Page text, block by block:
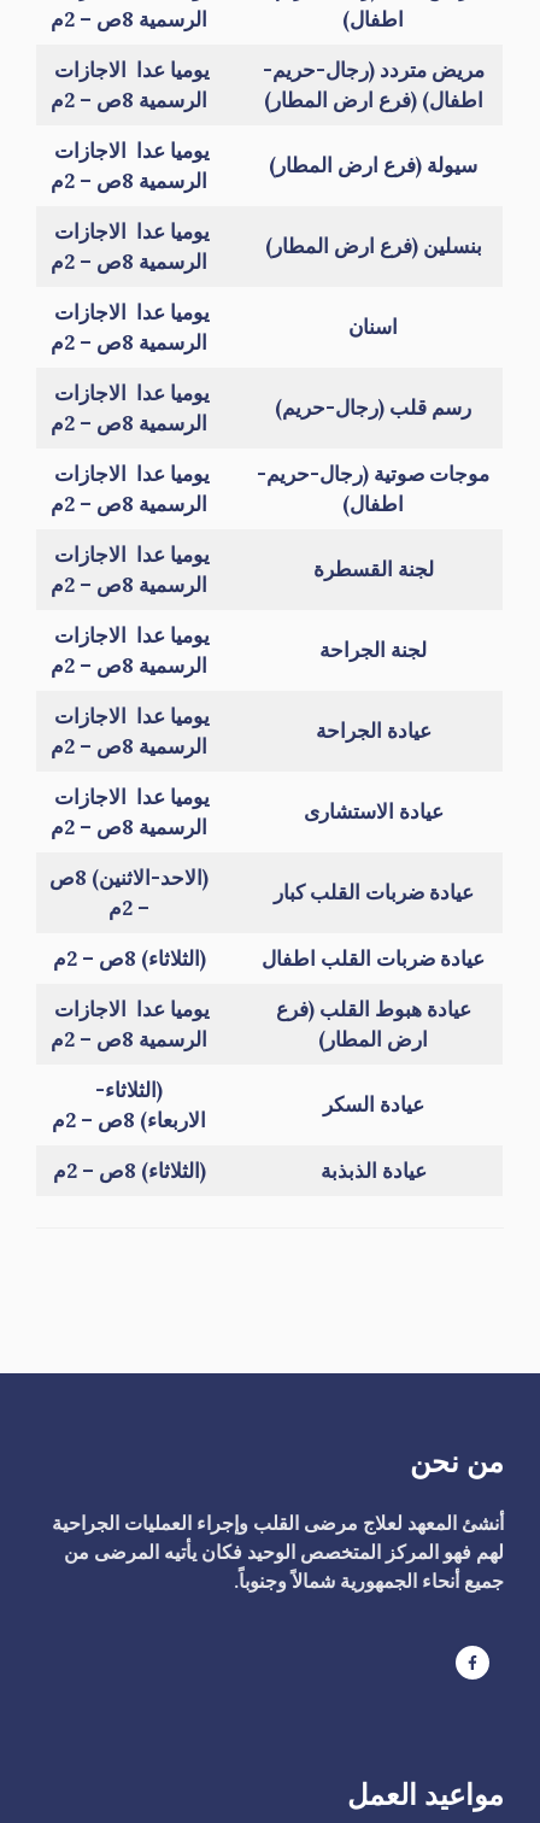
اطفال)
الرسمية 8ص – 2م
مريض متردد (رجال-حريم-
اطفال) (فرع ارض المطار)
يوميا عدا الاجازات
الرسمية 8ص – 2م
سيولة (فرع ارض المطار)
يوميا عدا الاجازات
الرسمية 8ص – 2م
بنسلين (فرع ارض المطار)
يوميا عدا الاجازات
الرسمية 8ص – 2م
اسنان
يوميا عدا الاجازات
الرسمية 8ص – 2م
رسم قلب (رجال-حريم)
يوميا عدا الاجازات
الرسمية 8ص – 2م
موجات صوتية (رجال-حريم-
اطفال)
يوميا عدا الاجازات
الرسمية 8ص – 2م
لجنة القسطرة
يوميا عدا الاجازات
الرسمية 8ص – 2م
لجنة الجراحة
يوميا عدا الاجازات
الرسمية 8ص – 2م
عيادة الجراحة
يوميا عدا الاجازات
الرسمية 8ص – 2م
عيادة الاستشارى
يوميا عدا الاجازات
الرسمية 8ص – 2م
عيادة ضربات القلب كبار
(الاحد-الاثنين) 8ص
عيادة ضربات القلب اطفال
(الثلاثاء) 8ص – 2م
عيادة هبوط القلب (فرع
ارض المطار)
يوميا عدا الاجازات
الرسمية 8ص – 2م
عيادة السكر
(الثلاثاء-
الاربعاء) 8ص – 2م
عيادة الذبذبة
(الثلاثاء) 8ص – 2م
من نحن
أنشئ المعهد لعلاج مرضى القلب وإجراء العمليات الجراحية
لهم فهو المركز المتخصص الوحيد فكان يأتيه المرضى من
جميع أنحاء الجمهورية شمالاً وجنوباً.
مواعيد العمل